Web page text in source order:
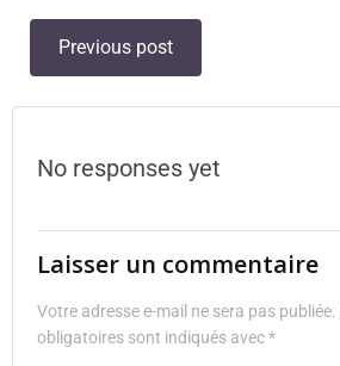
Previous post
No responses yet
Laisser un commentaire
Votre adresse e-mail ne sera pas publiée.
obligatoires sont indiqués avec*